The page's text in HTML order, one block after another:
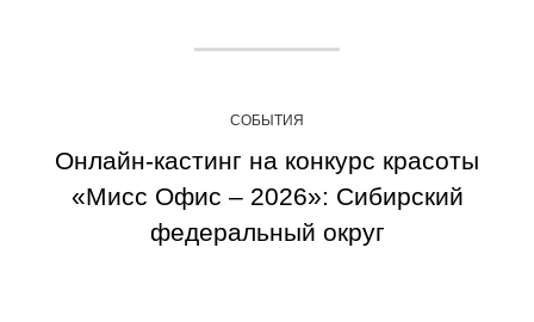
СОБЫТИЯ
Онлайн-кастинг на конкурс красоты
«Мисс Офис – 2026»: Сибирский
федеральный округ